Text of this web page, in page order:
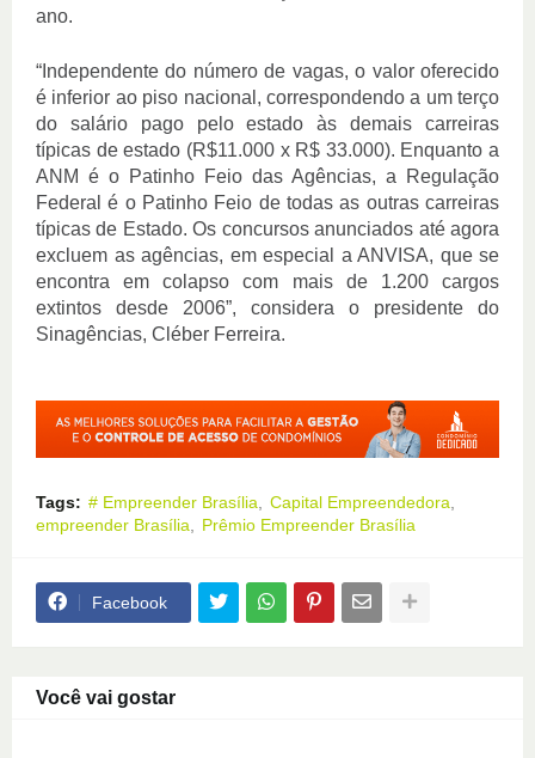
ano.
“Independente do número de vagas, o valor oferecido
é inferior ao piso nacional, correspondendo a um terço
do salário pago pelo estado às demais carreiras
típicas de estado (R$11.000 x R$ 33.000). Enquanto a
ANM é o Patinho Feio das Agências, a Regulação
Federal é o Patinho Feio de todas as outras carreiras
típicas de Estado. Os concursos anunciados até agora
excluem as agências, em especial a ANVISA, que se
encontra em colapso com mais de 1.200 cargos
extintos desde 2006”, considera o presidente do
Sinagências, Cléber Ferreira.
Tags: # Empreender Brasília
Capital Empreendedora
empreender Brasília
Prêmio Empreender Brasília
Facebook
Você vai gostar